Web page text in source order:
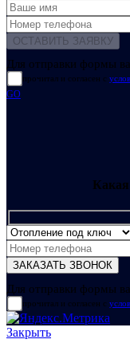
Для отправки формы
прочитал и согласен с
GO
Какая
Для отправки формы
прочитал и согласен с
Закрыть